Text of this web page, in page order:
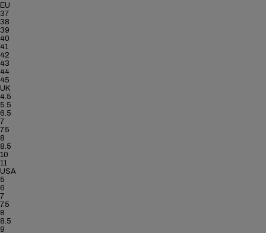
EU
37
38
39
40
41
42
43
44
45
UK
4.5
5.5
6.5
7
7.5
8
8.5
10
11
USA
5
6
7
7.5
8
8.5
9